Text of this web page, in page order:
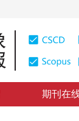
期刊在